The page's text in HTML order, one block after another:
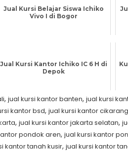
Jual Kursi Belajar Siswa Ichiko
Vivo I di Bogor
Jual Kursi Kantor Ichiko IC 6 H di
Depok
, jual kursi kantor banten, jual kursi
kantor bsd, jual kursi kantor cikarang
, jual kursi kantor jakarta selatan,
pondok aren, jual kursi kantor
kantor tanah kusir, jual kursi kantor